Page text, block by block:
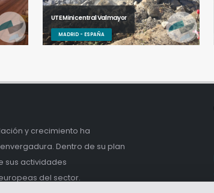
UTE Minicentral Valmayor
MADRID - ESPAÑA
y crecimiento ha
Dentro de su plan
sus actividades
del sector.